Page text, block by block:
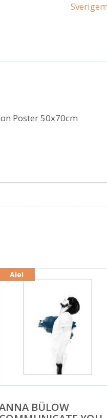
Poster 50x70cm
Ale!
BÜLOW